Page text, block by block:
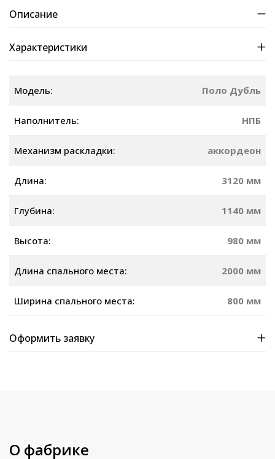
Описание
Характеристики
Модель: Поло Дубль
Наполнитель: НПБ
Механизм раскладки: аккордеон
Длина: 3120 мм
Глубина: 1140 мм
Высота: 980 мм
Длина спального места: 2000 мм
Ширина спального места: 800 мм
Оформить заявку
О фабрике